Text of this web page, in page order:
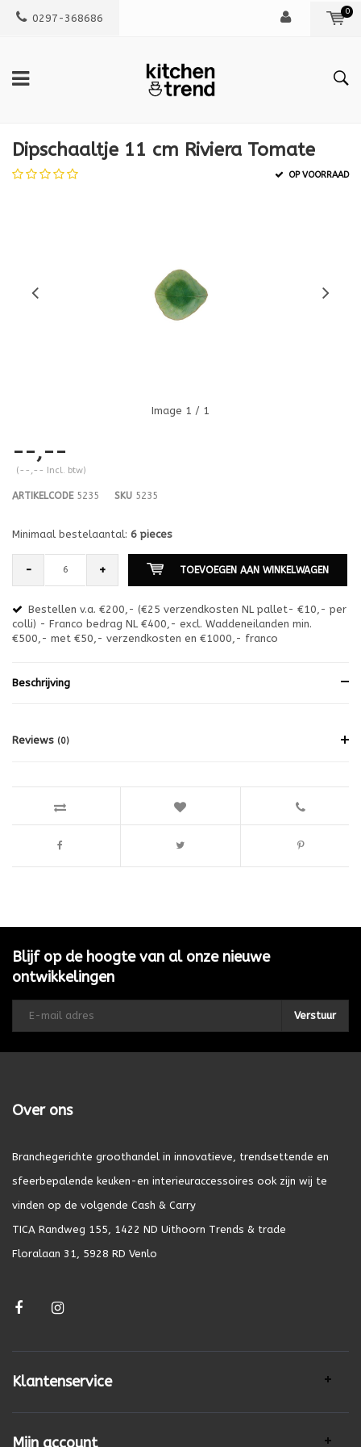
0297-368686
0
Dipschaaltje 11 cm Riviera Tomate
OP VOORRAAD
Image 1 / 1
--,--
(--,-- Incl. btw)
ARTIKELCODE5235 SKU 5235
Minimaal bestelaantal: 6 pieces
- + TOEVOEGEN AAN WINKELWAGEN
Bestellen v.a. €200,- (€25 verzendkosten NL pallet- €10,- per
colli) - Franco bedrag NL €400,- excl. Waddeneilanden min.
€500,- met €50,- verzendkosten en €1000,- franco
Beschrijving
Reviews (0)
Blijf op de hoogte van al onze nieuwe
ontwikkelingen
Verstuur
Over ons
Branchegerichte groothandel in innovatieve, trendsettende en
sfeerbepalende keuken-en interieuraccessoires ook zijn wij te
vinden op de volgende Cash & Carry
TICA Randweg 155, 1422 ND Uithoorn Trends & trade
Floralaan 31, 5928 RD Venlo
Klantenservice
Mijn account